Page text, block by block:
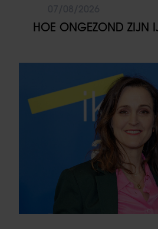
HOE ONGEZOND ZIJN